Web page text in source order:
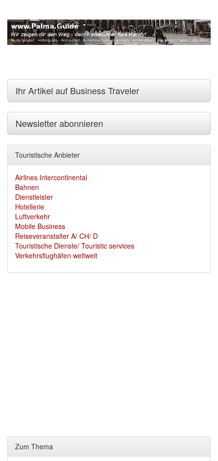
Ihr Artikel auf Business Traveler
Newsletter abonnieren
Touristische Anbieter
Airlines Intercontinental
Bahnen
Dienstleister
Hotellerie
Luftverkehr
Mobile Business
Reiseveranstalter A/ CH/ D
Touristische Dienste/ Touristic services
Verkehrsflughäfen weltweit
Zum Thema